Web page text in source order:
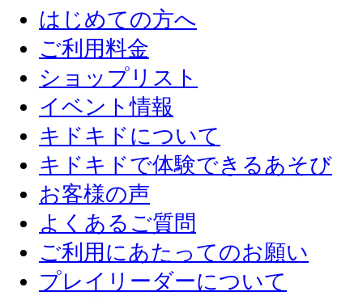
はじめての方へ
ご利用料金
ショップリスト
イベント情報
キドキドについて
キドキドで体験できるあそび
お客様の声
よくあるご質問
ご利用にあたってのお願い
プレイリーダーについて